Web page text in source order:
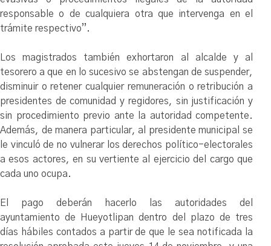
responsable o de cualquiera otra que intervenga en el
trámite respectivo”.
Los magistrados también exhortaron al alcalde y al
tesorero a que en lo sucesivo se abstengan de suspender,
disminuir o retener cualquier remuneración o retribución a
presidentes de comunidad y regidores, sin justificación y
sin procedimiento previo ante la autoridad competente.
Además, de manera particular, al presidente municipal se
le vinculó de no vulnerar los derechos político-electorales
a esos actores, en su vertiente al ejercicio del cargo que
cada uno ocupa.
El pago deberán hacerlo las autoridades del
ayuntamiento de Hueyotlipan dentro del plazo de tres
días hábiles contados a partir de que le sea notificada la